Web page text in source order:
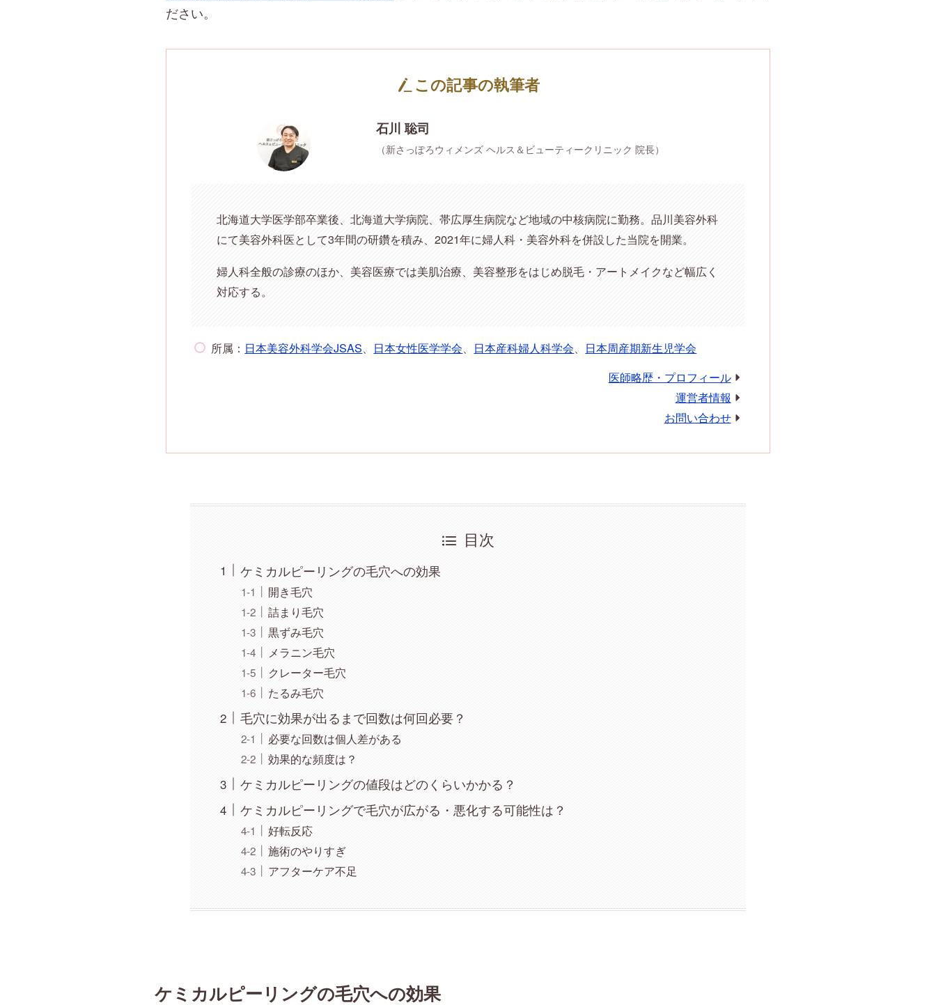
ださい。
この記事の執筆者
石川 聡司
（新さっぽろウィメンズ ヘルス＆ビューティークリニック 院長）
北海道大学医学部卒業後、北海道大学病院、帯広厚生病院など地域の中核病院に勤務。品川美容外科
にて美容外科医として3年間の研鑽を積み、2021年に婦人科・美容外科を併設した当院を開業。
婦人科全般の診療のほか、美容医療では美肌治療、美容整形をはじめ脱毛・アートメイクなど幅広く
対応する。
所属： 日本美容外科学会JSAS 日本女性医学学会 日本産科婦人科学会
日本周産期新生児学会
医師略歴・プロフィール
運営者情報
お問い合わせ
目次
ケミカルピーリングの毛穴への効果
開き毛穴
詰まり毛穴
黒ずみ毛穴
メラニン毛穴
クレーター毛穴
たるみ毛穴
毛穴に効果が出るまで回数は何回必要？
必要な回数は個人差がある
効果的な頻度は？
ケミカルピーリングの値段はどのくらいかかる？
ケミカルピーリングで毛穴が広がる・悪化する可能性は？
好転反応
施術のやりすぎ
アフターケア不足
ケミカルピーリングの毛穴への効果